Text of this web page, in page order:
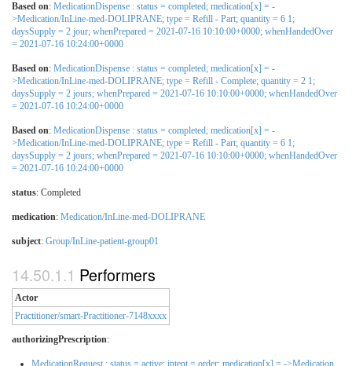
Based on: MedicationDispense : status = completed; medication[x] = -
>Medication/InLine-med-DOLIPRANE; type = Refill - Part; quantity = 6 1;
daysSupply = 2 jour; whenPrepared = 2021-07-16 10:10:00+0000; whenHandedOver
= 2021-07-16 10:24:00+0000
Based on: MedicationDispense : status = completed; medication[x] = -
>Medication/InLine-med-DOLIPRANE; type = Refill - Complete; quantity = 2 1;
daysSupply = 2 jours; whenPrepared = 2021-07-16 10:10:00+0000; whenHandedOver
= 2021-07-16 10:24:00+0000
Based on: MedicationDispense : status = completed; medication[x] = -
>Medication/InLine-med-DOLIPRANE; type = Refill - Part; quantity = 6 1;
daysSupply = 2 jours; whenPrepared = 2021-07-16 10:10:00+0000; whenHandedOver
= 2021-07-16 10:24:00+0000
status: Completed
medication: Medication/InLine-med-DOLIPRANE
subject: Group/InLine-patient-group01
Performers
Actor
Practitioner/smart-Practitioner-7148xxxx
authorizingPrescription:
MedicationRequest : status = active; intent = order; medication[x] = ->Medication